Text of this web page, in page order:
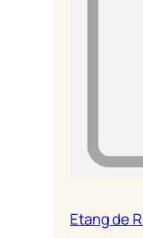
Etang de